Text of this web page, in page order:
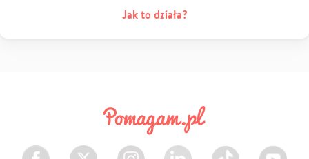
Jak to działa?
Facebook Twitter Instagram LinkedIn TikTok Youtube